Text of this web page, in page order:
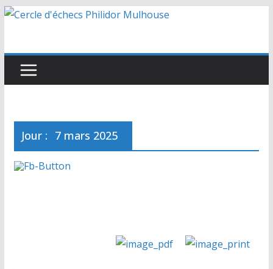
Passer
Jour : 7 mars 2025